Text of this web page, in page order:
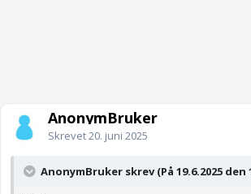
AnonymBruker
Skrevet20. juni 2025
AnonymBruker skrev (På 19.6.2025 den